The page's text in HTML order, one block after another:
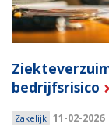
bedrijfsrisico
Zakelijk 11-02-2026